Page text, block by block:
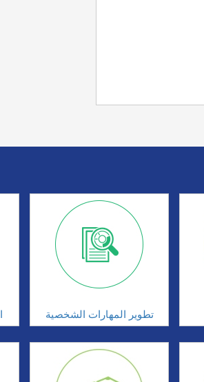
تطوير المهارات الشخصية